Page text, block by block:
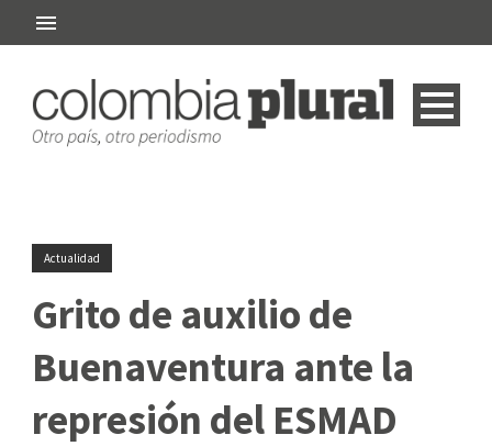
Actualidad
Grito de auxilio de
Buenaventura ante la
represión del ESMAD